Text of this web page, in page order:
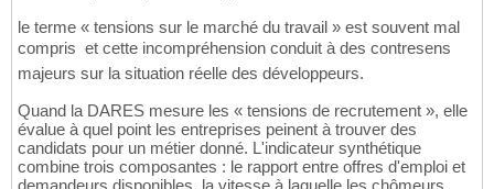
le terme « tensions sur le marché du travail » est souvent mal
compris  et cette incompréhension conduit à des contresens
majeurs sur la situation réelle des développeurs.
Quand la DARES mesure les « tensions de recrutement », elle
évalue à quel point les entreprises peinent à trouver des
candidats pour un métier donné. L'indicateur synthétique
combine trois composantes : le rapport entre offres d'emploi et
demandeurs disponibles, la vitesse à laquelle les chômeurs